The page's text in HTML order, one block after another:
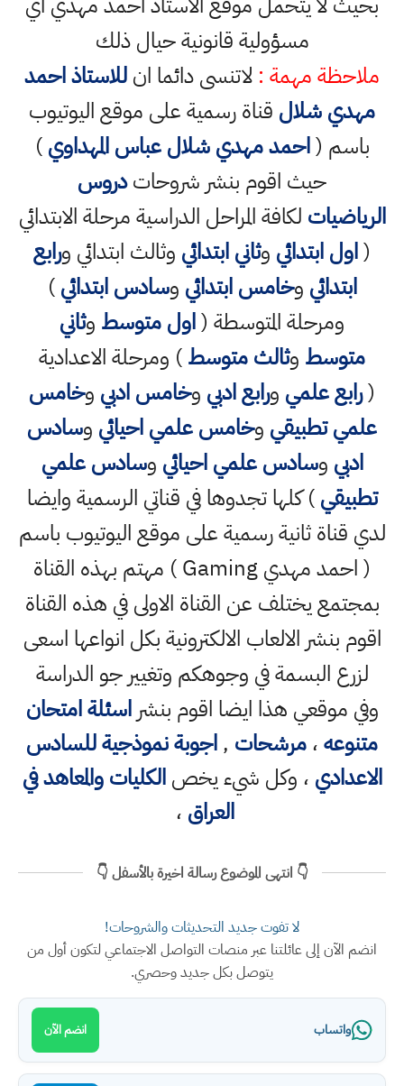
مسؤولية قانونية حيال ذلك
ملاحظة مهمة : لاتنسى دائما انللاستاذ احمد
مهدي شلال قناة رسمية على موقع اليوتيوب
باسم (احمد مهدي شلال عباس المهداوي)
حيث اقوم بنشر شروحاتدروس
الرياضيات لكافة المراحل الدراسية مرحلة الابتدائي
(اول ابتدائي وثاني ابتدائي وثالث ابتدائي ورابع
ابتدائي وخامس ابتدائي وسادس ابتدائي)
ومرحلة المتوسطة (اول متوسط وثاني
متوسط وثالث متوسط) ومرحلة الاعدادية
(رابع علمي ورابع ادبي وخامس ادبي وخامس
علمي تطبيقي وخامس علمي احيائي وسادس
ادبي وسادس علمي احيائي وسادس علمي
تطبيقي) كلها تجدوها في قناتي الرسمية وايضا
لدي قناة ثانية رسمية على موقع اليوتيوب باسم
( احمد مهدي Gaming ) مهتم بهذه القناة
بمجتمع يختلف عن القناة الاولى في هذه القناة
اقوم بنشر الالعاب الالكترونية بكل انواعها اسعى
لزرع البسمة في وجوهكم وتغيير جو الدراسة
وفي موقعي هذا ايضا اقوم بنشراسئلة امتحان
متنوعه،مرشحات ,اجوبة نموذجية للسادس
الاعدادي ، وكل شيء يخصالكليات والمعاهد في
العراق ،
👇 انتهى الموضوع رسالة اخيرة بالأسفل 👇
لا تفوت جديد التحديثات والشروحات!
انضم الآن إلى عائلتنا عبر منصات التواصل الاجتماعي لتكون أول من
يتوصل بكل جديد وحصري.
واتساب انضم الآن